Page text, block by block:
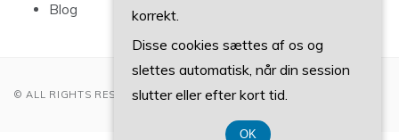
Blog
© ALL RIGHTS RESERVED 2022
korrekt.
Disse cookies sættes af os og
slettes automatisk, når din session
slutter eller efter kort tid.
OK